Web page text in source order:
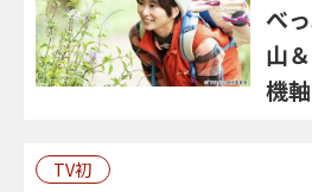
べ
山
機
TV初